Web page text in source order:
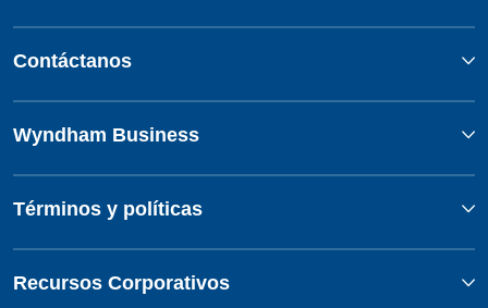
Contáctanos
Wyndham Business
Términos y políticas
Recursos Corporativos